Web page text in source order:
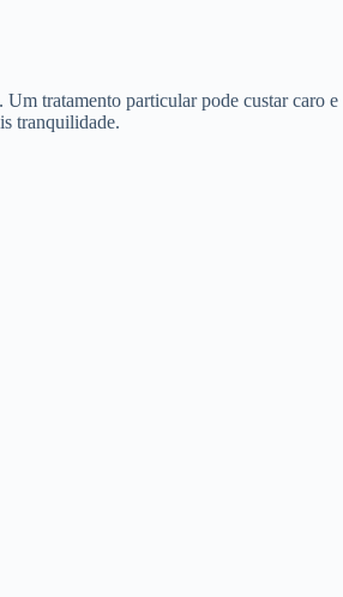
tratamento particular pode custar caro e
tranquilidade.